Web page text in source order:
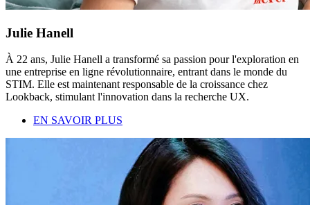
Julie Hanell
À 22 ans, Julie Hanell a transformé sa passion pour l'exploration en
une entreprise en ligne révolutionnaire, entrant dans le monde du
STIM. Elle est maintenant responsable de la croissance chez
Lookback, stimulant l'innovation dans la recherche UX.
EN SAVOIR PLUS